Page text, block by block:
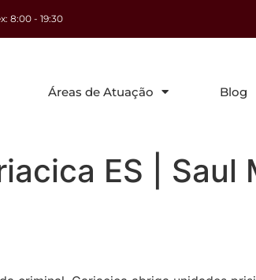
8:00 - 19:30
Áreas de Atuação Blog
ES | Saul